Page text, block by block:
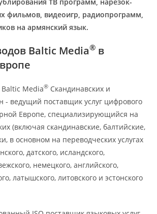
фильмов, видеоигр, радиопрограмм,
на армянский язык.
Baltic Media® в
Media® Скандинавских и
- ведущий поставщик услуг цифрового
Европе, специализирующийся на
(включая скандинавские, балтийские,
в основном на переводческих услугах
датского, исландского,
немецкого, английского,
латышского, литовского и эстонского